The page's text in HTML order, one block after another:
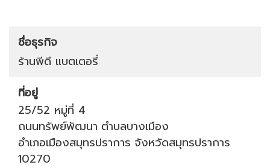
ชื่อธุรกิจ
ร้านพีดี แบตเตอรี่
ที่อยู่
25/52 หมู่ที่ 4
ถนนทรัพย์พัฒนา ตำบลบางเมือง
อำเภอเมืองสมุทรปราการ จังหวัดสมุทรปราการ
10270